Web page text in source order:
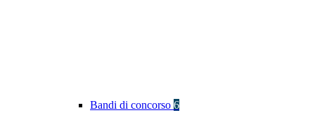
Bandi di concorso 6